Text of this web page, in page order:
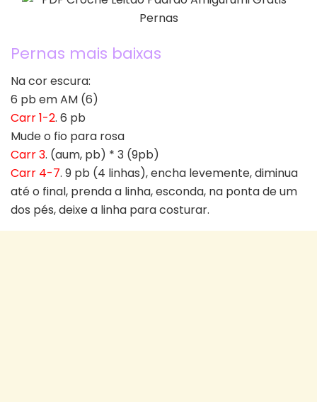
Pernas mais baixas
Na cor escura:
6 pb em AM (6)
Carr 1-2. 6 pb
Mude o fio para rosa
Carr 3. (aum, pb) * 3 (9pb)
Carr 4-7. 9 pb (4 linhas), encha levemente, diminua
até o final, prenda a linha, esconda, na ponta de um
dos pés, deixe a linha para costurar.